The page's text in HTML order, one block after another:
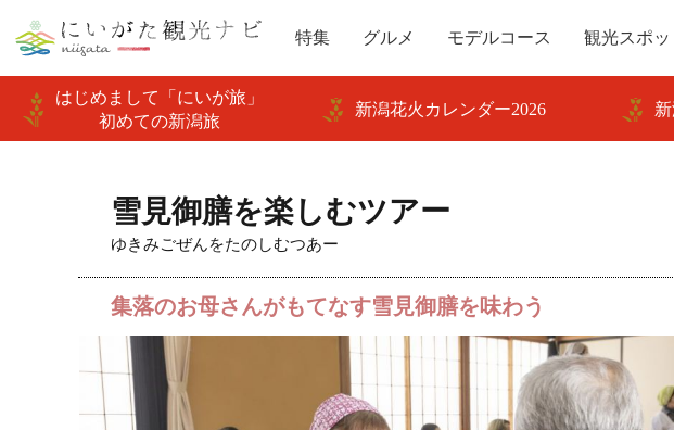
特集 グルメ モデルコース 観光スポッ
はじめまして「にいが旅」
初めての新潟旅
新潟花火カレンダー2026
雪見御膳を楽しむツアー
ゆきみごぜんをたのしむつあー
集落のお母さんがもてなす雪見御膳を味わう